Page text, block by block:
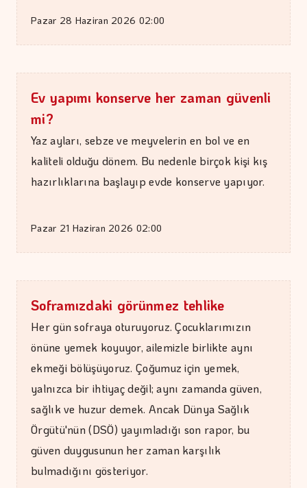
Pazar 28 Haziran 2026 02:00
Ev yapımı konserve her zaman güvenli
mi?
Yaz ayları, sebze ve meyvelerin en bol ve en
kaliteli olduğu dönem. Bu nedenle birçok kişi kış
hazırlıklarına başlayıp evde konserve yapıyor.
Pazar 21 Haziran 2026 02:00
Soframızdaki görünmez tehlike
Her gün sofraya oturuyoruz. Çocuklarımızın
önüne yemek koyuyor, ailemizle birlikte aynı
ekmeği bölüşüyoruz. Çoğumuz için yemek,
yalnızca bir ihtiyaç değil; aynı zamanda güven,
sağlık ve huzur demek. Ancak Dünya Sağlık
Örgütü'nün (DSÖ) yayımladığı son rapor, bu
güven duygusunun her zaman karşılık
bulmadığını gösteriyor.
İPEK KOCAMAN
Kitap kafenin rafları arasında…